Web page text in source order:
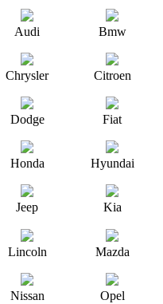
Audi Bmw
Chrysler Citroen
Dodge Fiat
Honda Hyundai
Jeep Kia
Lincoln Mazda
Nissan Opel